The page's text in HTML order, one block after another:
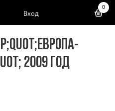
Вход
0
2009 ГОД